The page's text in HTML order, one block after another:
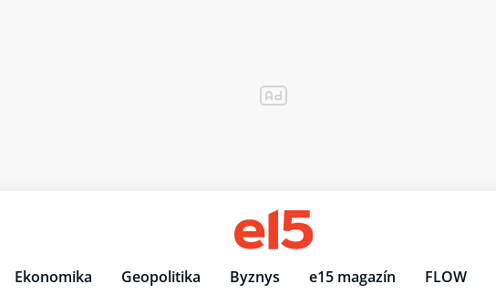
Ekonomika Geopolitika Byznys e15 magazín FLOW